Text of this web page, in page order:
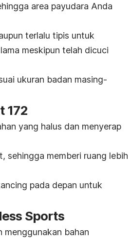
area payudara Anda
terlalu tipis untuk
meskipun telah dicuci
ukuran badan masing-
172
yang halus dan menyerap
sehingga memberi ruang lebih
pada depan untuk
Sports
menggunakan bahan